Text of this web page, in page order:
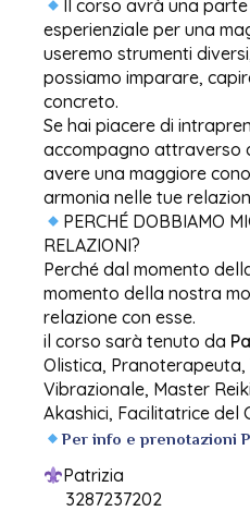
Il corso avrà una
esperienziale per una
useremo strumenti
possiamo imparare,
concreto.
Se hai piacere di
accompagno attraverso
avere una maggiore
armonia nelle tue
PERCHÉ DOBBIAMO
RELAZIONI?
Perché dal momento
momento della nostra
relazione con esse.
il corso sarà tenuto da
Olistica,
Vibrazionale, Master
Akashici, Facilitatrice del
Per info e prenotazioni
Patrizia
3287237202